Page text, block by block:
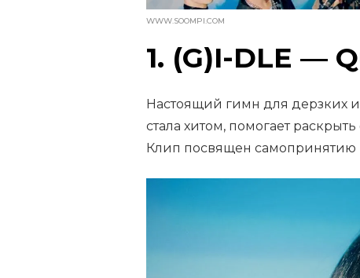
WWW.SOOMPI.COM
1. (G)I-DLE —
Настоящий гимн для дерзких
стала хитом, помогает
Клип посвящен самопринятию